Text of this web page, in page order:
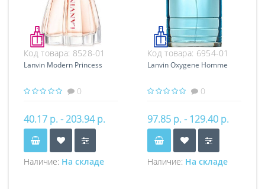
Код товара: 8528-01
Lanvin Modern Princess
0
40.17 р. - 203.94 р.
Наличие: На складе
Код товара: 6954-01
Lanvin Oxygene Homme
0
97.85 р. - 129.40 р.
Наличие: На складе